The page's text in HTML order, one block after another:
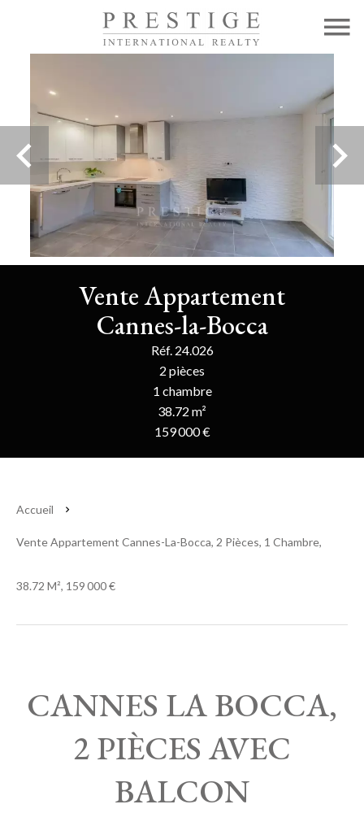
Vente Appartement
Cannes-la-Bocca
Réf. 24.026
2 pièces
1 chambre
38.72 m²
159 000 €
Accueil
Vente Appartement Cannes-La-Bocca, 2 Pièces, 1 Chambre,
38.72 M², 159 000 €
CANNES LA BOCCA,
2 PIÈCES AVEC
BALCON